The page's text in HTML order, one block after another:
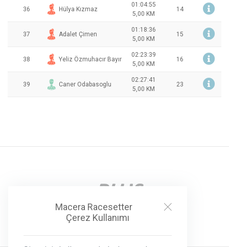
36 Hülya Kızmaz
01:04:55
5,00 KM
14
37 Adalet Çimen
01:18:36
5,00 KM
15
38 Yeliz Özmuhacır Bayır
02:23:39
5,00 KM
16
39 Caner Odabasoglu
02:27:41
5,00 KM
23
Macera Racesetter
Çerez Kullanımı